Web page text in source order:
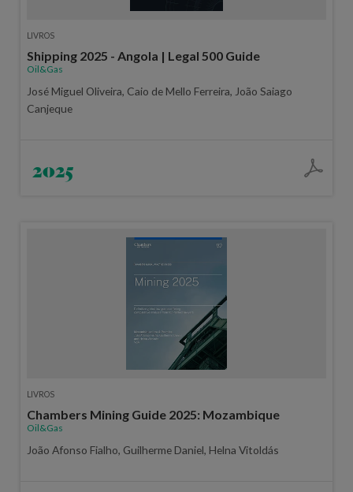
LIVROS
Shipping 2025 - Angola | Legal 500 Guide
Oil&Gas
José Miguel Oliveira, Caio de Mello Ferreira, João Saiago
Canjeque
2025
LIVROS
Chambers Mining Guide 2025: Mozambique
Oil&Gas
João Afonso Fialho, Guilherme Daniel, Helna Vitoldás